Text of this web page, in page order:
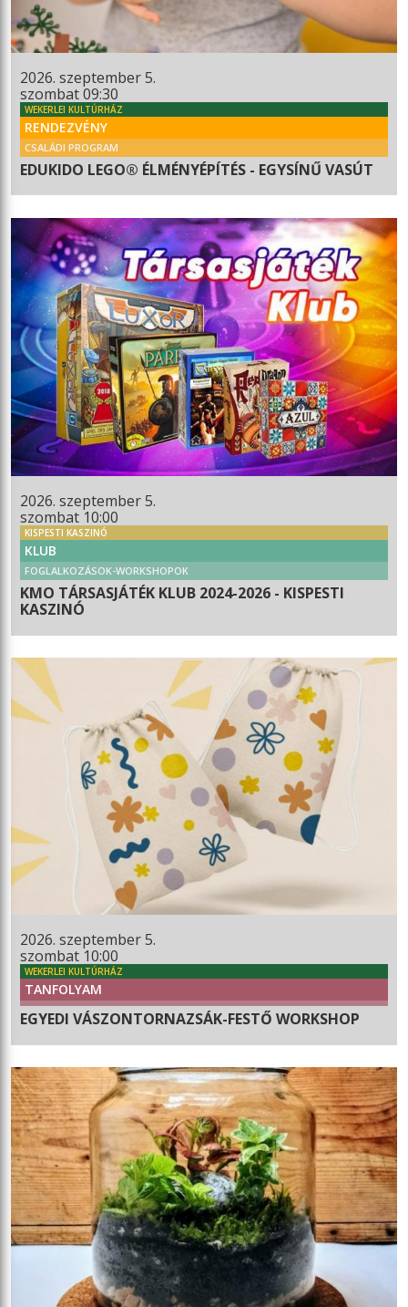
2026. szeptember 5.
szombat 09:30
WEKERLEI KULTÚRHÁZ
RENDEZVÉNY
CSALÁDI PROGRAM
EDUKIDO LEGO® ÉLMÉNYÉPÍTÉS - EGYSÍNŰ VASÚT
2026. szeptember 5.
szombat 10:00
KISPESTI KASZINÓ
KLUB
FOGLALKOZÁSOK-WORKSHOPOK
KMO TÁRSASJÁTÉK KLUB 2024-2026 - KISPESTI
KASZINÓ
2026. szeptember 5.
szombat 10:00
WEKERLEI KULTÚRHÁZ
TANFOLYAM
EGYEDI VÁSZONTORNAZSÁK-FESTŐ WORKSHOP